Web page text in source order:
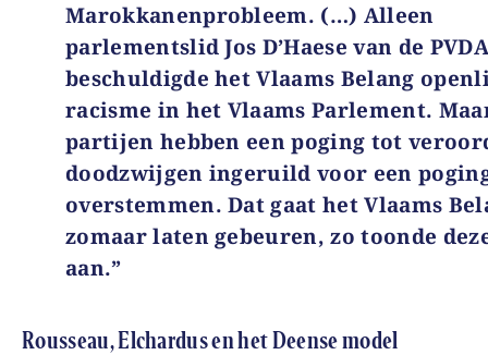
Marokkanenprobleem. (…) Alleen
parlementslid Jos D’Haese van de PVDA
beschuldigde het Vlaams Belang
racisme in het Vlaams Parlement.
partijen hebben een poging tot
doodzwijgen ingeruild voor een
overstemmen. Dat gaat het Vlaams
zomaar laten gebeuren, zo toonde
aan.”
Rousseau, Elchardus en het Deense model